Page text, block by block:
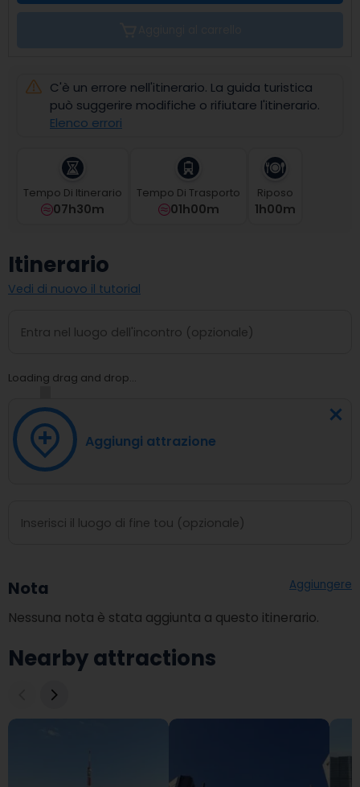
the
date.
get
for
changing
dates.
C'è un errore nell'itinerario. La guida turistica
può suggerire modifiche o rifiutare l'itinerario.
Elenco errori
Tempo Di Itinerario
07h30m
Tempo Di Trasporto
01h00m
Riposo
1H00M
Itinerario
Vedi di nuovo il tutorial
Loading drag and drop...
Aggiungi attrazione
Nota Aggiungere
Nessuna nota è stata aggiunta a questo itinerario.
Nearby attractions